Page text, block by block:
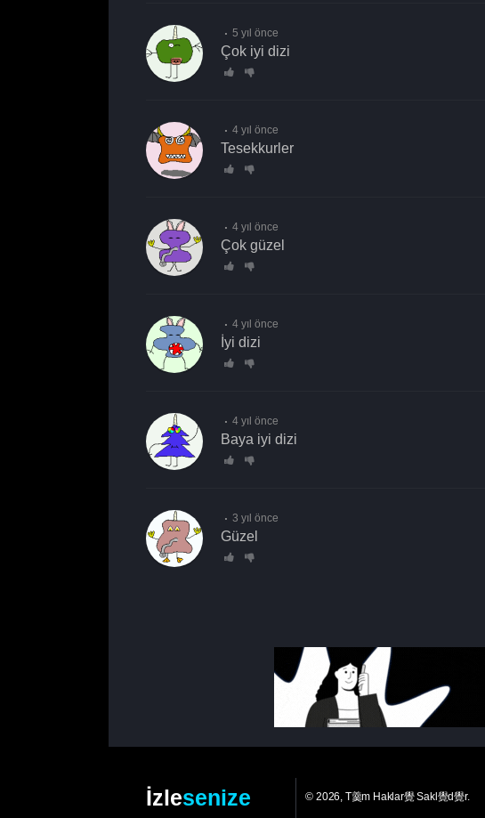
5 yıl önce
Çok iyi dizi
4 yıl önce
tesekkurler
4 yıl önce
çok güzel
4 yıl önce
iyi dizi
4 yıl önce
baya iyi dizi
3 yıl önce
güzel
İzlesenize © 2026, T羹m Haklar覺 Sakl覺d覺r.